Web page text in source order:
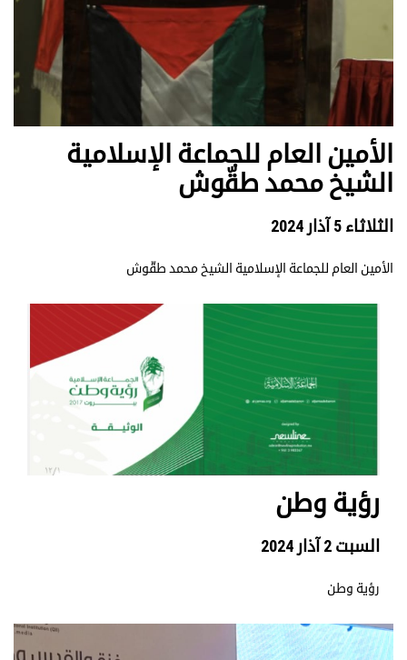
الأمين العام للجماعة الإسلامية
الشيخ محمد طقّوش
الثلاثاء 5 آذار 2024
الأمين العام للجماعة الإسلامية الشيخ محمد طقّوش
رؤية وطن
السبت 2 آذار 2024
رؤية وطن